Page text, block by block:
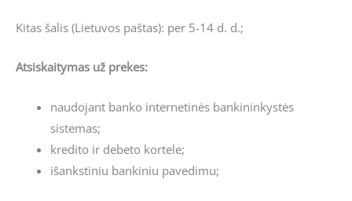
Kitas šalis (Lietuvos paštas): per 5-14 d. d.;
Atsiskaitymas už prekes:
naudojant banko internetinės bankininkystės
sistemas;
kredito ir debeto kortele;
išankstiniu bankiniu pavedimu;